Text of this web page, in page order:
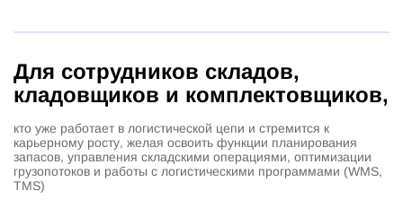
Для сотрудников складов,
кладовщиков и комплектовщиков,
кто уже работает в логистической цепи и стремится к
карьерному росту, желая освоить функции планирования
запасов, управления складскими операциями, оптимизации
грузопотоков и работы с логистическими программами (WMS,
TMS)